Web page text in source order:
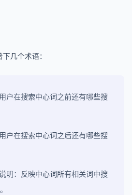
几个术语：
户在搜索中心词之前还有哪些搜
户在搜索中心词之后还有哪些搜
明：反映中心词所有相关词中搜